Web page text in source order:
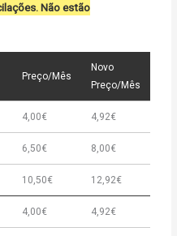
Não estão
Preço/Mês
Novo
Preço/Mês
4,00€ 4,92€
6,50€ 8,00€
10,50€ 12,92€
4,00€ 4,92€